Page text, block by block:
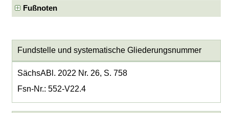
Fußnoten
Fundstelle und systematische Gliederungsnummer
SächsABl. 2022 Nr. 26, S. 758
Fsn-Nr.: 552-V22.4